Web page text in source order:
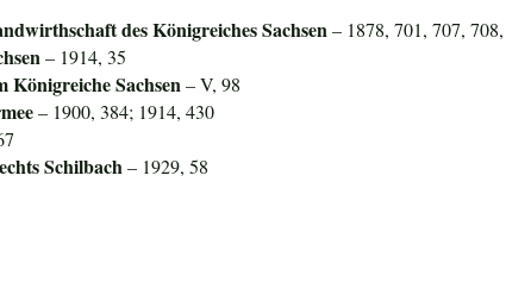
des Königreiches Sachsen– 1878, 701, 707,
– 1914, 35
Königreiche Sachsen– V, 98
– 1900, 384; 1914, 430
Schilbach– 1929, 58